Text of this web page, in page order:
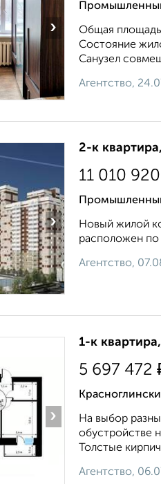
›
Общая площадь
Состояние
Санузел
Агентство,
›
2-к
11 010 920
Новый жилой
расположен по
Агентство,
›
1-к
5 697 472
На выбор
обустройстве
Толстые
Агентство,